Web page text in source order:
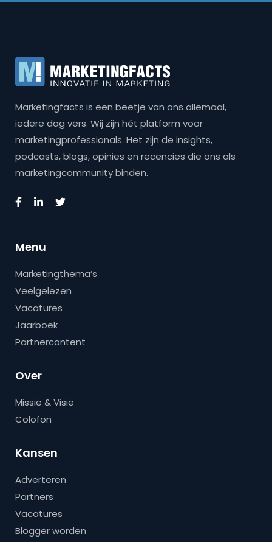
Marketingfacts is een beetje van ons allemaal,
iedere dag vers. Wij zijn hét platform voor
marketingprofessionals. Het zijn de insights,
podcasts, blogs, opinies en recencies die ons als
marketingcommunity binden.
Menu
Marketingthema’s
Veelgelezen
Vacatures
Jaarboek
Partnercontent
Over
Missie & Visie
Colofon
Kansen
Adverteren
Partners
Vacatures
Blogger worden